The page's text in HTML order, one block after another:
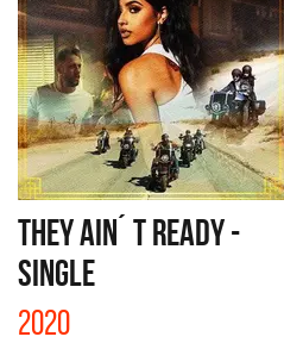
THEY AIN´ T READY -
SINGLE
2020